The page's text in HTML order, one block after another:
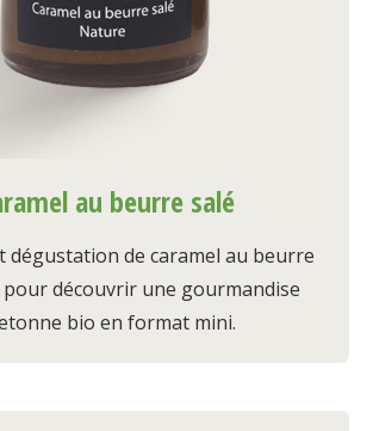
au beurre salé
dégustation de caramel au beurre
pour découvrir une gourmandise
bio en format mini.